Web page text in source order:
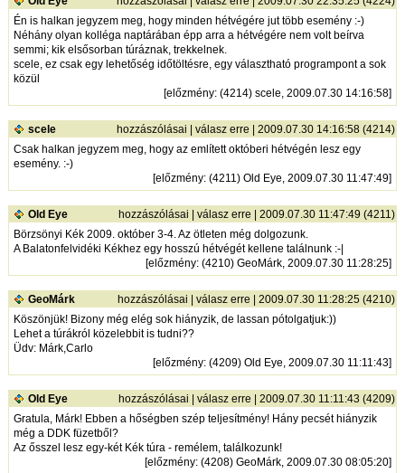
Én is halkan jegyzem meg, hogy minden hétvégére jut több esemény :-)
Néhány olyan kolléga naptárában épp arra a hétvégére nem volt beírva
semmi; kik elsősorban túráznak, trekkelnek.
scele, ez csak egy lehetőség időtöltésre, egy választható programpont a sok
közül
[előzmény: (4214) scele, 2009.07.30 14:16:58]
scele hozzászólásai | válasz erre | 2009.07.30 14:16:58 (4214)
Csak halkan jegyzem meg, hogy az említett októberi hétvégén lesz egy
esemény. :-)
[előzmény: (4211) Old Eye, 2009.07.30 11:47:49]
Old Eye hozzászólásai | válasz erre | 2009.07.30 11:47:49 (4211)
Börzsönyi Kék 2009. október 3-4. Az ötleten még dolgozunk.
A Balatonfelvidéki Kékhez egy hosszú hétvégét kellene találnunk :-|
[előzmény: (4210) GeoMárk, 2009.07.30 11:28:25]
GeoMárk hozzászólásai | válasz erre | 2009.07.30 11:28:25 (4210)
Köszönjük! Bizony még elég sok hiányzik, de lassan pótolgatjuk:))
Lehet a túrákról közelebbit is tudni??
Üdv: Márk,Carlo
[előzmény: (4209) Old Eye, 2009.07.30 11:11:43]
Old Eye hozzászólásai | válasz erre | 2009.07.30 11:11:43 (4209)
Gratula, Márk! Ebben a hőségben szép teljesítmény! Hány pecsét hiányzik
még a DDK füzetből?
Az ősszel lesz egy-két Kék túra - remélem, találkozunk!
[előzmény: (4208) GeoMárk, 2009.07.30 08:05:20]